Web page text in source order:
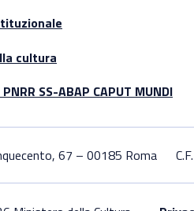
cultura
SS-ABAP CAPUT MUNDI
67 – 00185 Roma